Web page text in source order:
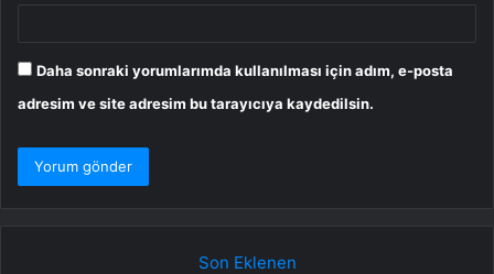
Daha sonraki yorumlarımda kullanılması için adım, e-posta
adresim ve site adresim bu tarayıcıya kaydedilsin.
Son Eklenen